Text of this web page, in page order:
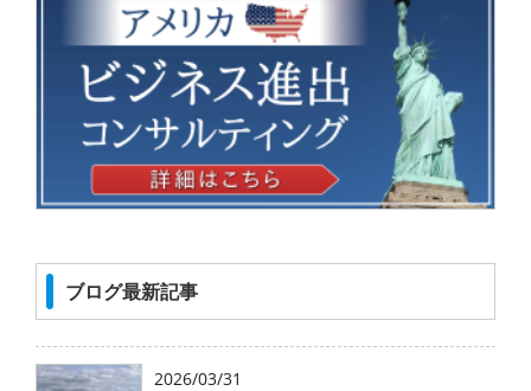
ブログ最新記事
2026/03/31